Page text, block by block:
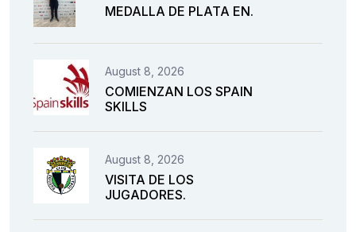
MEDALLA DE PLATA EN.
August 8, 2026
COMIENZAN LOS SPAIN
SKILLS
August 8, 2026
VISITA DE LOS
JUGADORES.